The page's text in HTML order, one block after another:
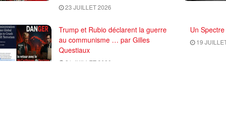
23 JUILLET 2026
Trump et Rubio déclarent la guerre
au communisme … par Gilles
Questiaux
21 JUILLET 2026
Un
19